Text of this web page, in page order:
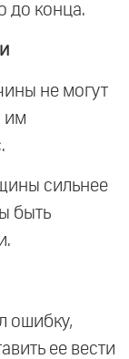
до конца.
не могут
им
сильнее
быть
ошибку,
ее вести